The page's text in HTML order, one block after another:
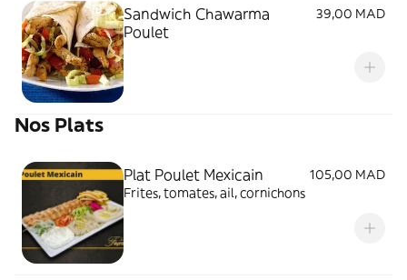
Sandwich Chawarma
Poulet
39,00 MAD
Nos Plats
Plat Poulet Mexicain
105,00 MAD
Frites, tomates, ail, cornichons